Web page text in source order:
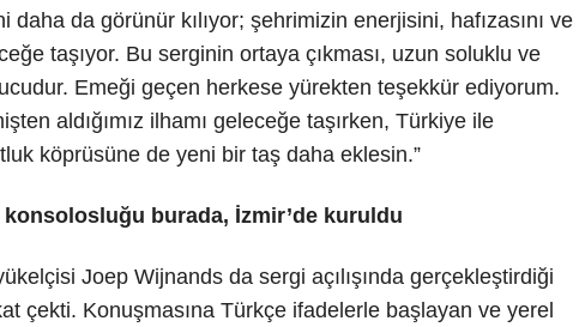
daha da görünür kılıyor; şehrimizin enerjisini, hafızasını ve
taşıyor. Bu serginin ortaya çıkması, uzun soluklu ve
Emeği geçen herkese yürekten teşekkür ediyorum.
aldığımız ilhamı geleceğe taşırken, Türkiye ile
köprüsüne de yeni bir taş daha eklesin.”
burada, İzmir’de kuruldu
Joep Wijnands da sergi açılışında gerçekleştirdiği
çekti. Konuşmasına Türkçe ifadelerle başlayan ve yerel